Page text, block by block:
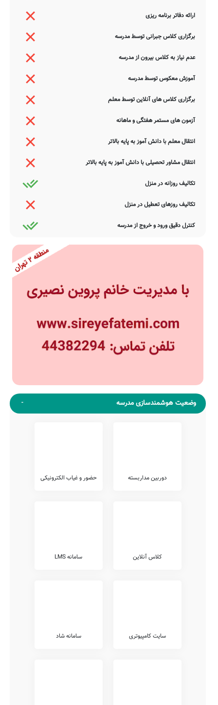
ارائه دفاتر برنامه ریزی
برگزاری کلاس جبرانی توسط مدرسه
عدم نیاز به کلاس بیرون از مدرسه
آموزش معکوس توسط مدرسه
برگزاری کلاس های آنلاین توسط معلم
آزمون های مستمر هفتگی و ماهانه
انتقال معلم با دانش آموز به پایه بالاتر
انتقال مشاور تحصیلی با دانش آموز به پایه بالاتر
تکالیف روزانه در منزل
تکالیف روزهای تعطیل در منزل
کنترل دقیق ورود و خروج از مدرسه
وضعیت هوشمندسازی مدرسه
دوربین مداربسته حضور و غیاب الکترونیکی
کلاس آنلاین سامانه LMS
سایت کامپیوتری سامانه شاد